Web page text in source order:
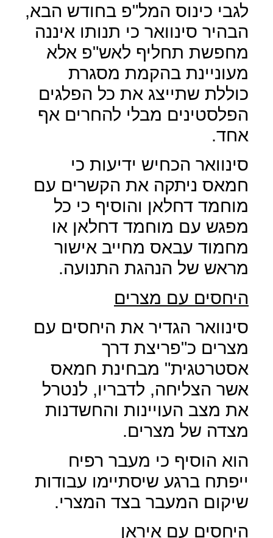
לגבי כינוס המל"פ בחודש הבא,
הבהיר סינוואר כי תנותו איננה
מחפשת תחליף לאש"פ אלא
מעוניינת בהקמת מסגרת
כוללת שתייצג את כל הפלגים
הפלסטינים מבלי להחרים אף
אחד.
סינוואר הכחיש ידיעות כי
חמאס ניתקה את הקשרים עם
מוחמד דחלאן והוסיף כי כל
מפגש עם מוחמד דחלאן או
מחמוד עבאס מחייב אישור
מראש של הנהגת התנועה.
היחסים עם מצרים
סינוואר הגדיר את היחסים עם
מצרים כ"פריצת דרך
אסטרטגית" מבחינת חמאס
אשר הצליחה, לדבריו, לנטרל
את מצב העויינות והחשדנות
מצדה של מצרים.
הוא הוסיף כי מעבר רפיח
ייפתח ברגע שיסתיימו עבודות
שיקום המעבר בצד המצרי.
היחסים עם איראן